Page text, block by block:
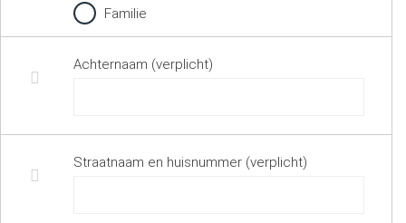
Familie
Achternaam (verplicht)
Straatnaam en huisnummer (verplicht)